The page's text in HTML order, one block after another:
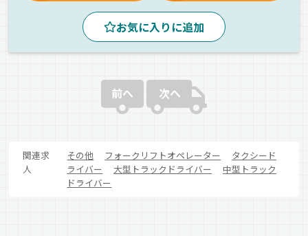
お気に入りに追加
前へ 次へ
関連求
人
その他 フォークリフトオペレーター
タクシード
ライバー
大型トラックドライバー
中型トラック
ドライバー